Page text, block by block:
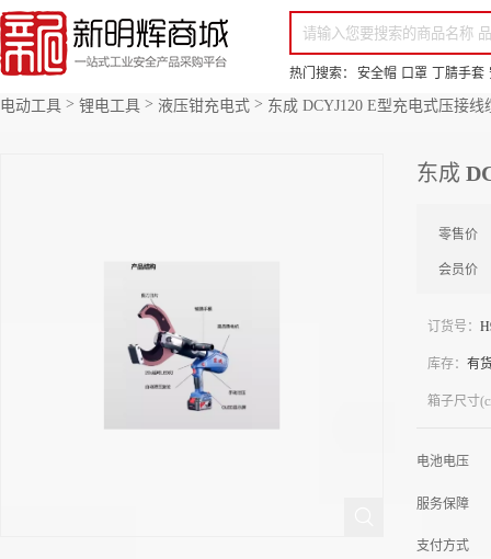
你好，欢迎来到新明辉！ 请登录
免费注册
专属服务 超低折扣价
热门搜索：
安全帽 口罩 丁腈手套
全部商品分类 场景采购 品
电动工具 > 锂电工具 > 液压钳充电式 > 东成 DCYJ120 E型充电式压接线
东成
零售价
会员价
订货号：
库存： 有
箱子尺寸
电池电压
服务保障
支付方式